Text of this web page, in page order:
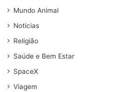
Mundo Animal
Noticias
Religião
Saúde e Bem Estar
SpaceX
Viagem